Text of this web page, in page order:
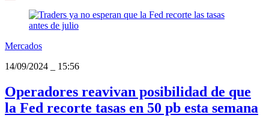
Mercados
14/09/2024
15:56
Operadores reavivan posibilidad de que
la Fed recorte tasas en 50 pb esta semana